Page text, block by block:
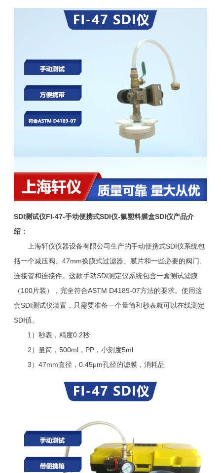
SDI测试仪FI-47-手动便携式SDI仪-氟塑料膜盒SDI仪产品介
绍：
上海轩仪仪器设备有限公司生产的手动便携式SDI仪系统包
括一个减压阀、47mm换膜式过滤器、膜片和一些必要的阀门、
连接管和连接件。这款手动SDI测定仪系统包含一盒测试滤膜
（100片装），完全符合ASTM D4189-07方法的要求。使用这
套SDI测试仪装置，只需要准备一个量筒和秒表就可以在线测定
SDI值。
1）秒表，精度0.2秒
2）量筒，500ml，PP，小刻度5ml
3）47mm直径，0.45μm孔径的滤膜，消耗品